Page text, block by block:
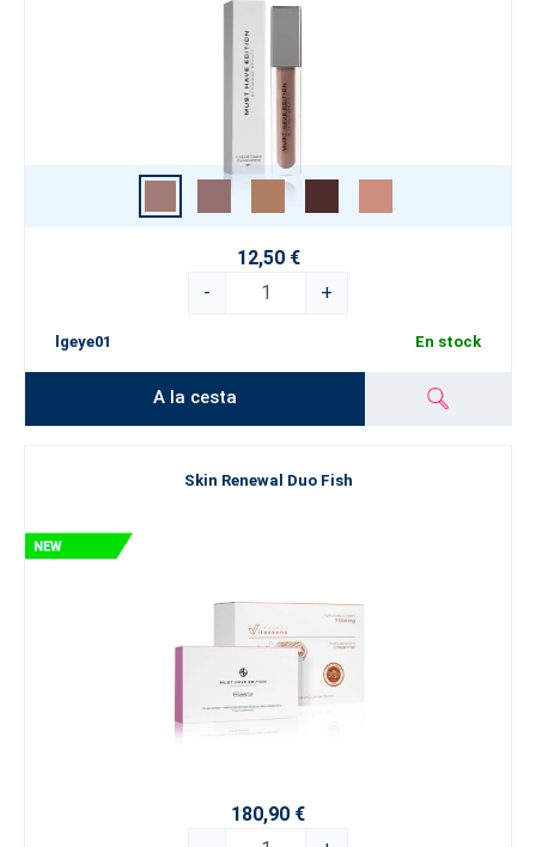
12,50 €
-
+
lgeye01 En stock
A la cesta
Skin Renewal Duo Fish
180,90 €